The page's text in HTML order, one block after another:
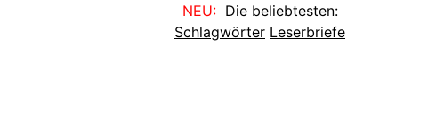
NEU:Die beliebtesten:
Schlagwörter Leserbriefe